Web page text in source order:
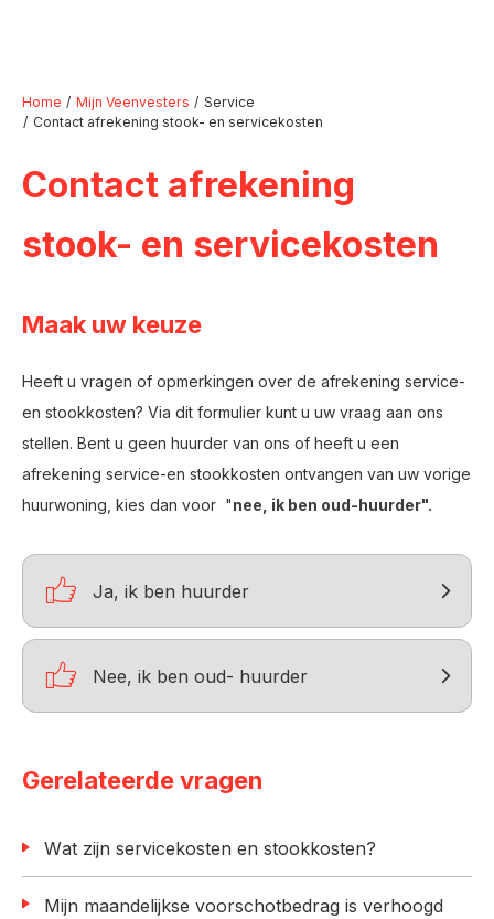
Naar hoofdinhoud
Naar hoofdnavigatiemenu
Naar zoeken
Home Mijn Veenvesters
Service
Contact afrekening stook- en servicekosten
Contact afrekening
stook- en servicekosten
Maak uw keuze
Heeft u vragen of opmerkingen over de afrekening service-
en stookkosten? Via dit formulier kunt u uw vraag aan ons
stellen. Bent u geen huurder van ons of heeft u een
afrekening service-en stookkosten ontvangen van uw vorige
huurwoning, kies dan voor "nee, ik ben oud-huurder".
 Ja, ik ben huurder
 Nee, ik ben oud- huurder
Gerelateerde vragen
Wat zijn servicekosten en stookkosten?
Mijn maandelijkse voorschotbedrag is verhoogd